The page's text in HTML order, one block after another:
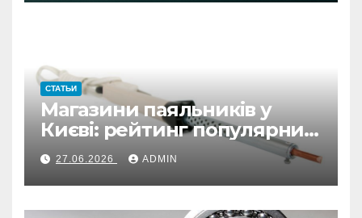
СТАТЬИ
Магазини паяльників у
Києві: рейтинг популярних
варіантів
27.06.2026 ADMIN